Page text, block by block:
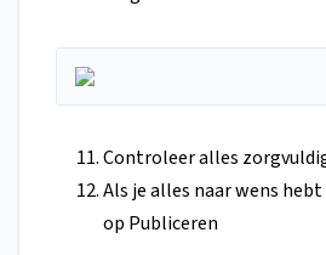
Controleer alles
Als je alles naar wens
op Publiceren